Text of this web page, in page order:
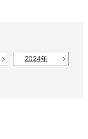
2024年